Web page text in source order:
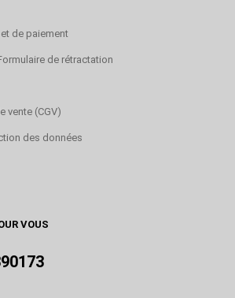
de paiement
de rétractation
vente (CGV)
des données
VOUS